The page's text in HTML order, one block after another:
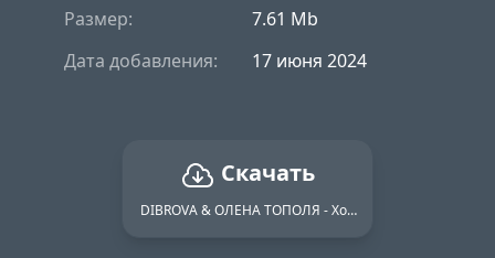
Размер:
7.61 Mb
Дата добавления:
17 июня 2024
Скачать
DIBROVA & ОЛЕНА ТОПОЛЯ - Хочеш